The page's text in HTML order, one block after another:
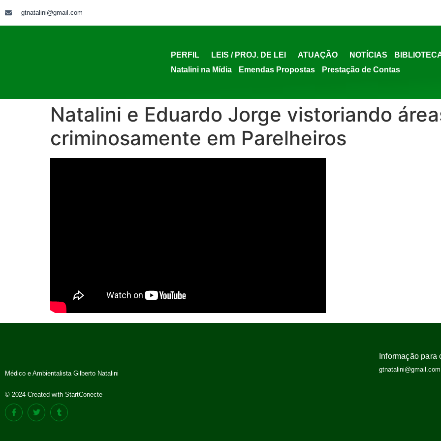
gtnatalini@gmail.com
PERFIL LEIS / PROJ. DE LEI ATUAÇÃO NOTÍCIAS
Natalini na Mídia
Emendas Propostas Prestação de Contas
Natalini e Eduardo Jorge vistoriando
criminosamente em Parelheiros
Médico e Ambientalista Gilberto Natalini
© 2024 Created with StartConecte
Informação para
gtnatalini@gmail.com